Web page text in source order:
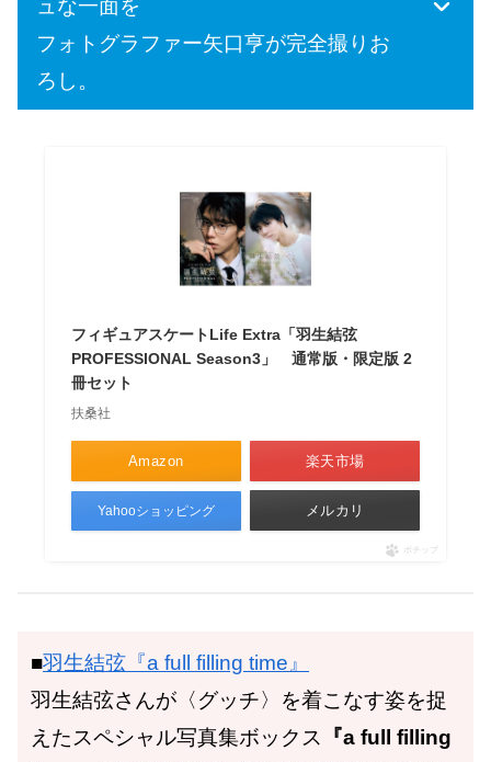
ュな一面を
フォトグラファー矢口亨が完全撮りお
ろし。
フィギュアスケートLife Extra「羽生結弦
PROFESSIONAL Season3」 通常版・限定版 2
冊セット
扶桑社
Amazon 楽天市場
Yahooショッピング メルカリ
ポチップ
■羽生結弦『a full filling time』
羽生結弦さんが〈グッチ〉を着こなす姿を捉
えたスペシャル写真集ボックス
『a full filling